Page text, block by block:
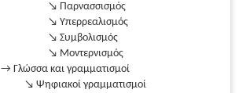
↘ Παρνασσισμός
↘ Υπερρεαλισμός
↘ Συμβολισμός
↘ Μοντερνισμός
→ Γλώσσα και γραμματισμοί
↘ Ψηφιακοί γραμματισμοί